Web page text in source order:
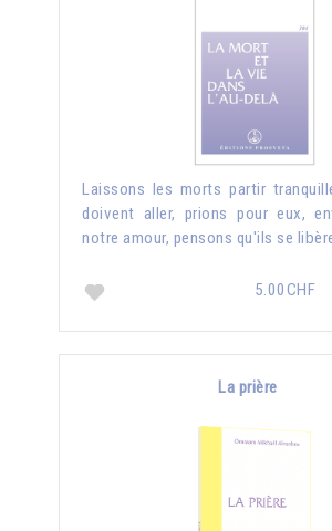
Laissons les morts partir
doivent aller, prions pour eux,
notre amour, pensons qu'ils se
5.00CHF
La prière